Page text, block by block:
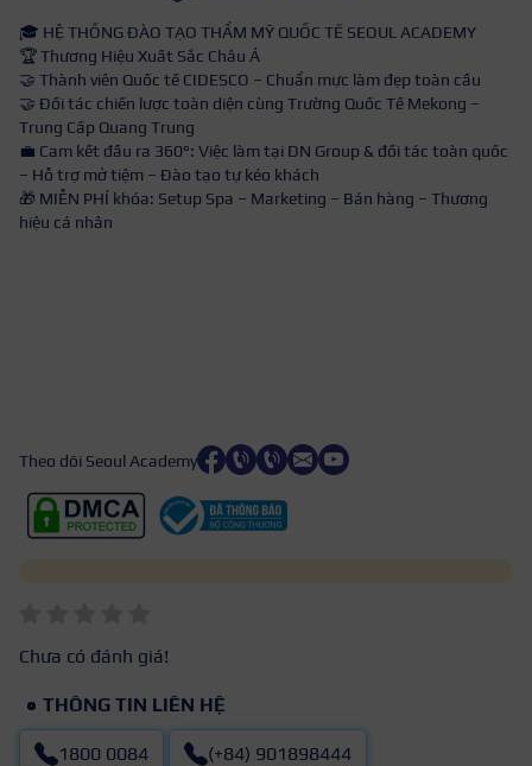
🎓 HỆ THỐNG ĐÀO TẠO THẨM MỸ QUỐC TẾ SEOUL ACADEMY
🏆 Thương Hiệu Xuất Sắc Châu Á
🤝 Thành viên Quốc tế CIDESCO – Chuẩn mực làm đẹp toàn cầu
🤝 Đối tác chiến lược toàn diện cùng Trường Quốc Tế Mekong –
Trung Cấp Quang Trung
💼 Cam kết đầu ra 360°: Việc làm tại DN Group & đối tác toàn quốc
– Hỗ trợ mở tiệm – Đào tạo tự kéo khách
🎁 MIỄN PHÍ khóa: Setup Spa – Marketing – Bán hàng – Thương
hiệu cá nhân
Theo dõi Seoul Academy
Chưa có đánh giá!
THÔNG TIN LIÊN HỆ
1800 0084 (+84) 901898444